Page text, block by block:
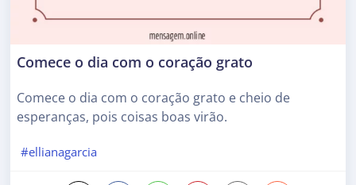
Comece o dia com o coração grato
Comece o dia com o coração grato e cheio de
esperanças, pois coisas boas virão.
#ellianagarcia